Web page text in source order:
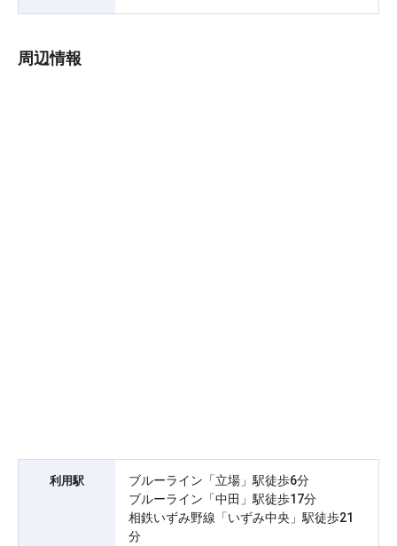
周辺情報
利用駅
ブルーライン「立場」駅徒歩6分
ブルーライン「中田」駅徒歩17分
相鉄いずみ野線「いずみ中央」駅徒歩21
分